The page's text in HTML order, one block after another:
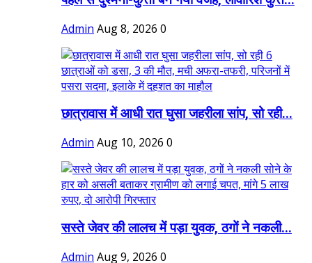
Admin Aug 8, 2026 0
छात्रावास में आधी रात घुसा जहरीला सांप, सो रही...
Admin Aug 10, 2026 0
सस्ते जेवर की लालच में पड़ा युवक, ठगों ने नकली...
Admin Aug 9, 2026 0